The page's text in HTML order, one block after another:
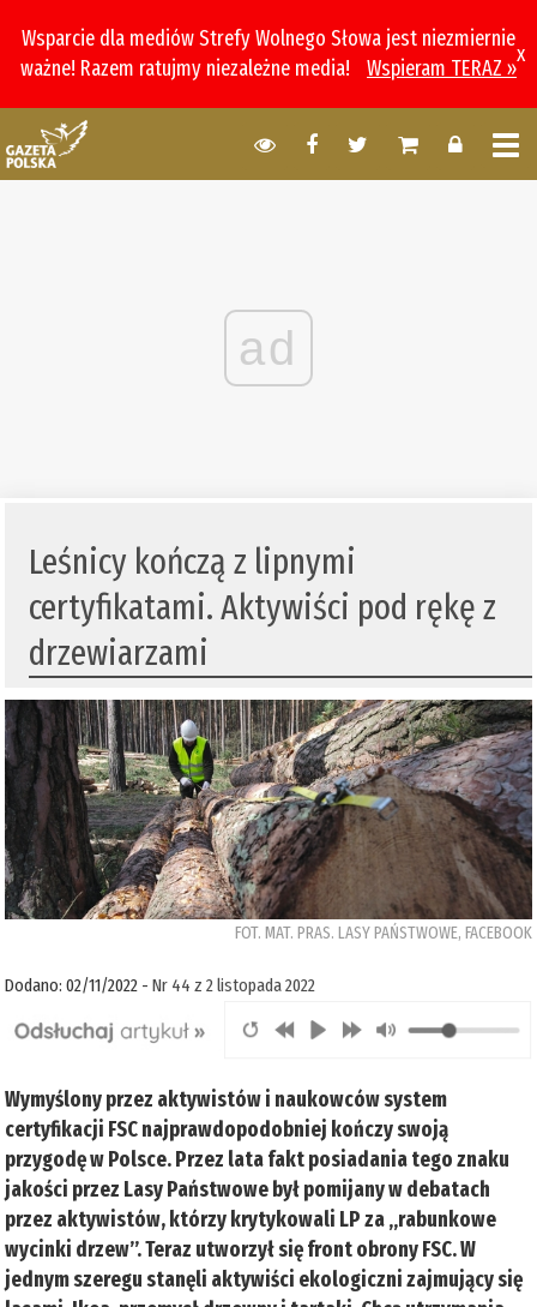
Wsparcie dla mediów Strefy Wolnego Słowa jest niezmiernie
ważne! Razem ratujmy niezależne media!
Wspieram TERAZ »
x
ad
Leśnicy kończą z lipnymi
certyfikatami. Aktywiści pod rękę z
drzewiarzami
FOT. MAT. PRAS. LASY PAŃSTWOWE, FACEBOOK
Dodano: 02/11/2022 -Nr 44 z 2 listopada 2022
Wymyślony przez aktywistów i naukowców system
certyfikacji FSC najprawdopodobniej kończy swoją
przygodę w Polsce. Przez lata fakt posiadania tego znaku
jakości przez Lasy Państwowe był pomijany w debatach
przez aktywistów, którzy krytykowali LP za „rabunkowe
wycinki drzew”. Teraz utworzył się front obrony FSC. W
jednym szeregu stanęli aktywiści ekologiczni zajmujący się